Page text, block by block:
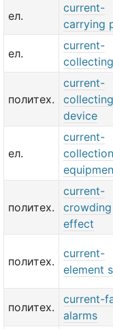
ел.
current-
carrying
ел.
current-
collecting
политех.
current-
collecting
device
ел.
current-
collection
политех.
current-
crowding
effect
политех.
current-
element
политех.
current-
alarms